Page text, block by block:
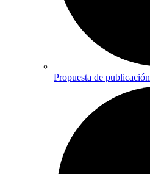
Propuesta de publicación